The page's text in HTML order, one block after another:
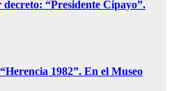
“Presidente Cipayo”.
1982”. En el Museo